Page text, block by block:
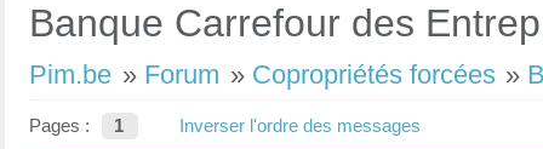
Banque Carrefour des
Pim.be » Forum » Copropriétés forcées »
Pages : 1 Inverser l'ordre des messages